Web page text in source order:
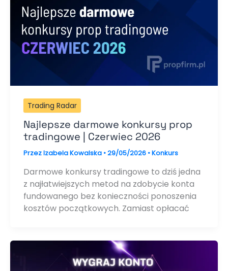
Trading Radar
Najlepsze darmowe konkursy prop
tradingowe | Czerwiec 2026
PrzezIzabela Kowalska •29/05/2026 •Konkurs
Darmowe konkursy tradingowe to dziś jedna
z najłatwiejszych metod na zdobycie konta
fundowanego bez konieczności ponoszenia
kosztów początkowych. Zamiast opłacać